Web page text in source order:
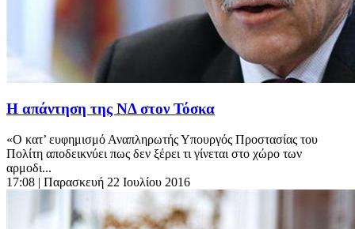
Η απάντηση της ΝΔ στον Τόσκα
«Ο κατ’ ευφημισμό Αναπληρωτής Υπουργός Προστασίας του
Πολίτη αποδεικνύει πως δεν ξέρει τι γίνεται στο χώρο των
αρμοδι...
17:08 | Παρασκευή 22 Ιουλίου 2016